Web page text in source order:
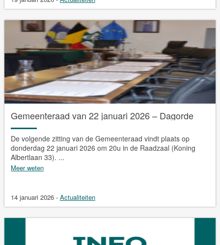
Gemeenteraad van 22 januari 2026 – Dagorde
De volgende zitting van de Gemeenteraad vindt plaats op
donderdag 22 januari 2026 om 20u in de Raadzaal (Koning
Albertlaan 33). ...
Meer weten
14 januari 2026 - Actualiteiten